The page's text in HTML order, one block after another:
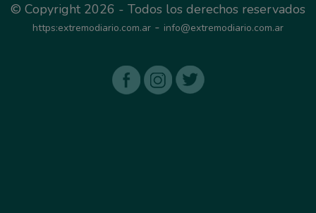
© Copyright 2026 - Todos los derechos reservados
https:extremodiario.com.ar - info@extremodiario.com.ar